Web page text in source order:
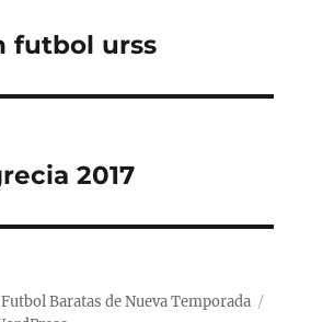
futbol urss
2017
Baratas de Nueva Temporada